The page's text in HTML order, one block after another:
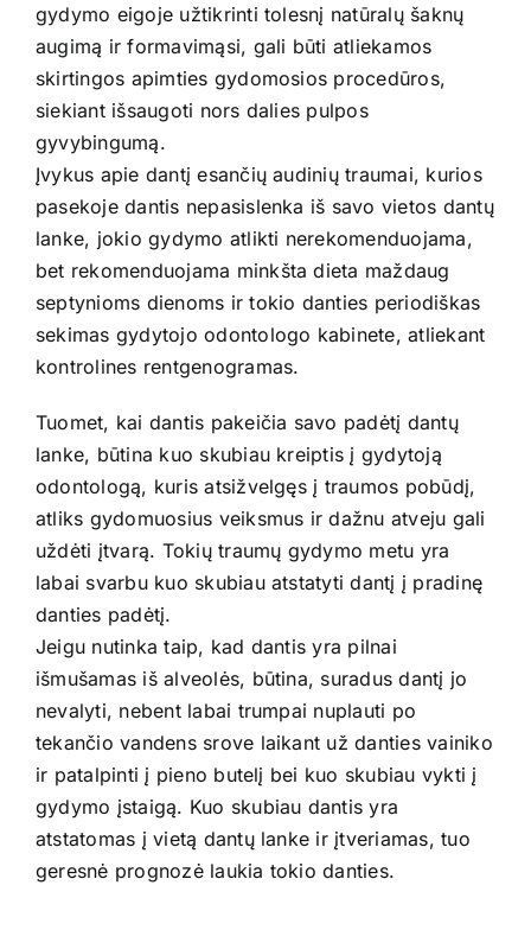
gydymo eigoje užtikrinti tolesnį natūralų šaknų
augimą ir formavimąsi, gali būti atliekamos
skirtingos apimties gydomosios procedūros,
siekiant išsaugoti nors dalies pulpos
gyvybingumą.
Įvykus apie dantį esančių audinių traumai, kurios
pasekoje dantis nepasislenka iš savo vietos dantų
lanke, jokio gydymo atlikti nerekomenduojama,
bet rekomenduojama minkšta dieta maždaug
septynioms dienoms ir tokio danties periodiškas
sekimas gydytojo odontologo kabinete, atliekant
kontrolines rentgenogramas.
Tuomet, kai dantis pakeičia savo padėtį dantų
lanke, būtina kuo skubiau kreiptis į gydytoją
odontologą, kuris atsižvelgęs į traumos pobūdį,
atliks gydomuosius veiksmus ir dažnu atveju gali
uždėti įtvarą. Tokių traumų gydymo metu yra
labai svarbu kuo skubiau atstatyti dantį į pradinę
danties padėtį.
Jeigu nutinka taip, kad dantis yra pilnai
išmušamas iš alveolės, būtina, suradus dantį jo
nevalyti, nebent labai trumpai nuplauti po
tekančio vandens srove laikant už danties vainiko
ir patalpinti į pieno butelį bei kuo skubiau vykti į
gydymo įstaigą. Kuo skubiau dantis yra
atstatomas į vietą dantų lanke ir įtveriamas, tuo
geresnė prognozė laukia tokio danties.